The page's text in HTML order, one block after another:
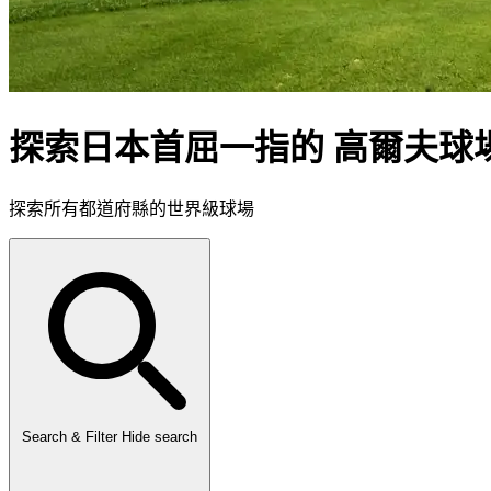
探索日本首屈一指的 高爾夫球
探索所有都道府縣的世界級球場
Search & Filter Hide search